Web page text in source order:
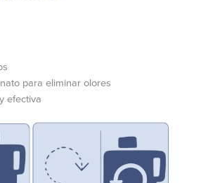
hasta
para eliminar olores
efectiva